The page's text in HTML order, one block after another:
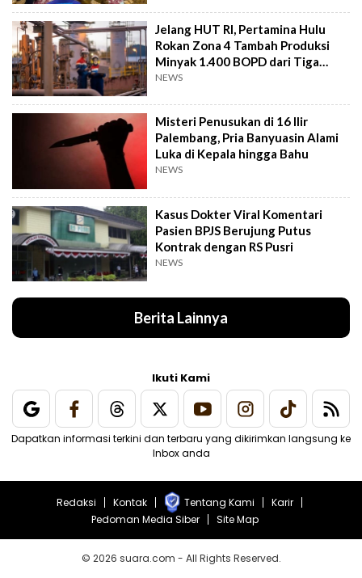
Jelang HUT RI, Pertamina Hulu
Rokan Zona 4 Tambah Produksi
Minyak 1.400 BOPD dari Tiga
Sumur Baru
NEWS
Misteri Penusukan di 16 Ilir
Palembang, Pria Banyuasin Alami
Luka di Kepala hingga Bahu
NEWS
Kasus Dokter Viral Komentari
Pasien BPJS Berujung Putus
Kontrak dengan RS Pusri
NEWS
Berita Lainnya
Ikuti Kami
Dapatkan informasi terkini dan terbaru yang dikirimkan langsung ke
Inbox anda
Redaksi Kontak Tentang Kami
Karir
Pedoman Media Siber
Site Map
© 2026 suara.com - All Rights Reserved.